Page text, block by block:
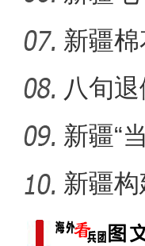
世纪变
新疆
八旬
装
新疆“
新疆
化”到“